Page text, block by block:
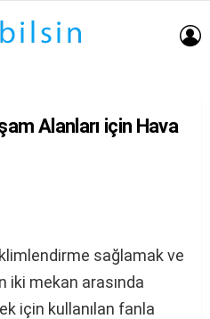
Alanları için Hava
sağlamak ve
iki mekan arasında
için kullanılan fanla